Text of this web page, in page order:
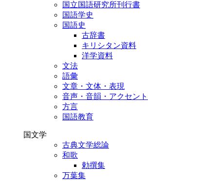
国立国語研究所刊行書
国語学史
国語史
古辞書
キリシタン資料
洋学資料
文法
語彙
文章・文体・表現
音声・音韻・アクセント
方言
国語教育
国文学
古典文学総論
和歌
勅撰集
万葉集